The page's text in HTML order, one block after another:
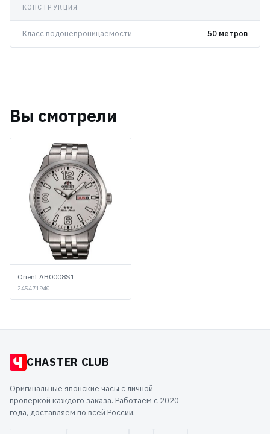
КОНСТРУКЦИЯ
Класс водонепроницаемости 50 метров
Вы смотрели
Orient AB0008S1
245471940
CHASTER CLUB
Оригинальные японские часы с личной
проверкой каждого заказа. Работаем с 2020
года, доставляем по всей России.